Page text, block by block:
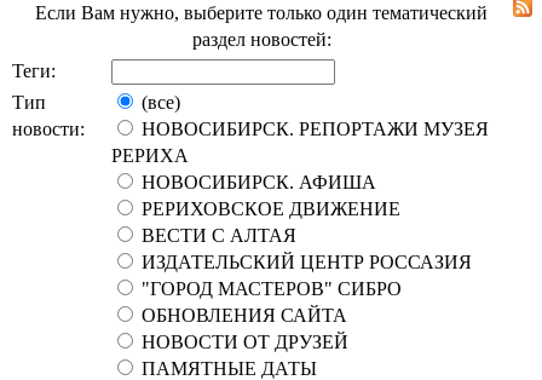
Если Вам нужно, выберите только один тематический
раздел новостей:
Теги:
Тип
новости:
(все)
НОВОСИБИРСК. РЕПОРТАЖИ МУЗЕЯ
РЕРИХА
НОВОСИБИРСК. АФИША
РЕРИХОВСКОЕ ДВИЖЕНИЕ
ВЕСТИ С АЛТАЯ
ИЗДАТЕЛЬСКИЙ ЦЕНТР РОССАЗИЯ
"ГОРОД МАСТЕРОВ" СИБРО
ОБНОВЛЕНИЯ САЙТА
НОВОСТИ ОТ ДРУЗЕЙ
ПАМЯТНЫЕ ДАТЫ